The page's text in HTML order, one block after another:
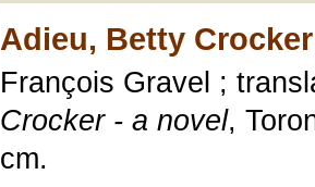
Adieu, Betty
François Gravel ;
Crocker - a novel,
cm.